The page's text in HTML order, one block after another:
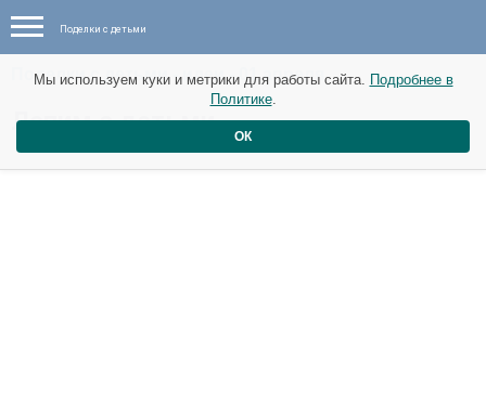
Поделки с детьми
Поделки с детьми - идеи - 01 апреля
Лепим с детьми
Мы используем куки и метрики для работы сайта. Подробнее в
Политике.
ОК